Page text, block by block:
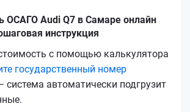
ОСАГО Audi Q7 в Самаре онлайн
инструкция
с помощью калькулятора
государственный номер
система автоматически подгрузит